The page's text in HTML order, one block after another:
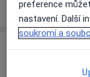
preference
nastavení. Další
soukromí a